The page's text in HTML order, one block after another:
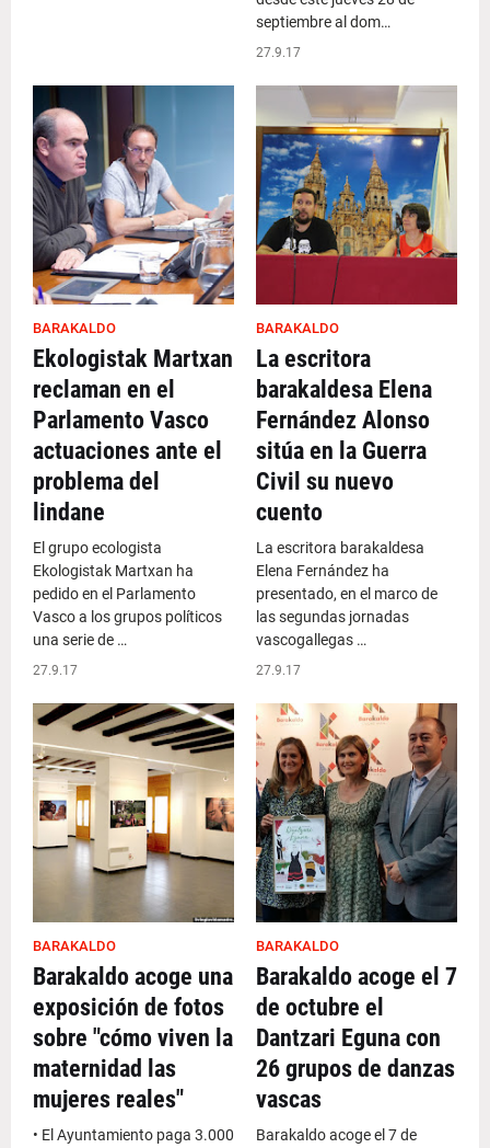
septiembre al dom…
27.9.17
BARAKALDO
Ekologistak Martxan
reclaman en el
Parlamento Vasco
actuaciones ante el
problema del
lindane
El grupo ecologista
Ekologistak Martxan ha
pedido en el Parlamento
Vasco a los grupos políticos
una serie de …
27.9.17
BARAKALDO
La escritora
barakaldesa Elena
Fernández Alonso
sitúa en la Guerra
Civil su nuevo
cuento
La escritora barakaldesa
Elena Fernández ha
presentado, en el marco de
las segundas jornadas
vascogallegas …
27.9.17
BARAKALDO
Barakaldo acoge una
exposición de fotos
sobre "cómo viven la
maternidad las
mujeres reales"
• El Ayuntamiento paga 3.000
BARAKALDO
Barakaldo acoge el 7
de octubre el
Dantzari Eguna con
26 grupos de danzas
vascas
Barakaldo acoge el 7 de